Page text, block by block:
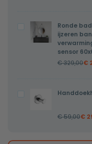
bediening
inclusief
aansluitslangen
Ronde
badkamerspiegel
mat
Ronde
ijzeren
sensor
€329,00€
Handdoekhaak
chroom
€59,00€